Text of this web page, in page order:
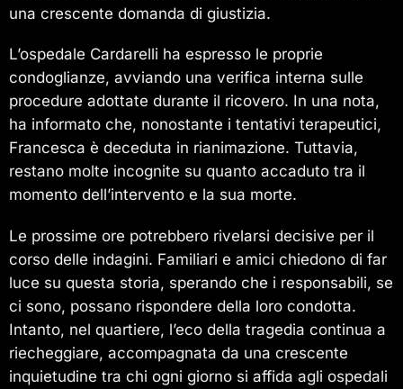
una crescente domanda di giustizia.
L’ospedale Cardarelli ha espresso le proprie
condoglianze, avviando una verifica interna sulle
procedure adottate durante il ricovero. In una nota,
ha informato che, nonostante i tentativi terapeutici,
Francesca è deceduta in rianimazione. Tuttavia,
restano molte incognite su quanto accaduto tra il
momento dell’intervento e la sua morte.
Le prossime ore potrebbero rivelarsi decisive per il
corso delle indagini. Familiari e amici chiedono di far
luce su questa storia, sperando che i responsabili, se
ci sono, possano rispondere della loro condotta.
Intanto, nel quartiere, l’eco della tragedia continua a
riecheggiare, accompagnata da una crescente
inquietudine tra chi ogni giorno si affida agli ospedali